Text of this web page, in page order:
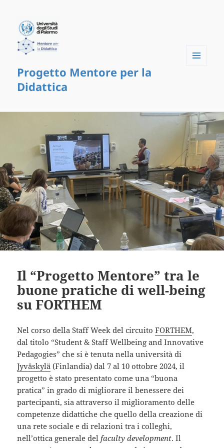
Progetto Mentore per la
Didattica
Il “Progetto Mentore” tra le
buone pratiche di well-being
su FORTHEM
Nel corso della Staff Week del circuitoFORTHEM,
dal titolo “Student & Staff Wellbeing and Innovative
Pedagogies” che si è tenuta nella università di
Jyväskylä (Finlandia) dal 7 al 10 ottobre 2024, il
progetto è stato presentato come una “buona
pratica” in grado di migliorare il benessere dei
partecipanti, sia attraverso il miglioramento delle
competenze didattiche che quello della creazione di
una rete sociale e di relazioni tra i colleghi,
nell’ottica generale del faculty development. Il